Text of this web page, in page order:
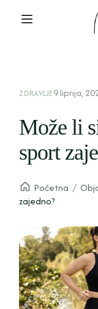
ZDRAVLJE9 lipnja,
Može li
sport
Početna /
zajedno?